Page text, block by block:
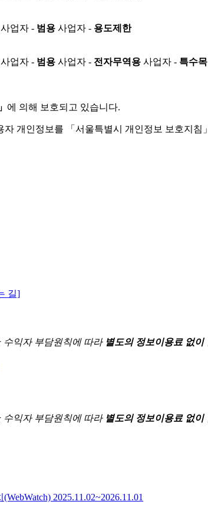
사업자 - 범용 사업자 - 용도제한
사업자 - 범용 사업자 - 전자무역용 사업자 - 특수목
에 의해 보호되고 있습니다.
개인정보를 「서울특별시 개인정보 보호지침
길]
수익자 부담원칙에 따라 별도의 정보이용료 없
수익자 부담원칙에 따라 별도의 정보이용료 없